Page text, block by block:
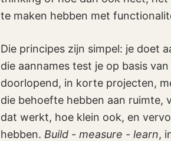
te maken hebben met
Die principes zijn simpel: je doet
die aannames test je op basis
doorlopend, in korte projecten,
die behoefte hebben aan ruimte,
dat werkt, hoe klein ook, en
hebben. Build - measure - learn,